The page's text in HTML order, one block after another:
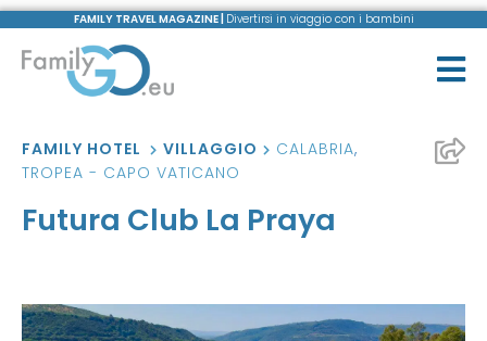
FAMILY TRAVEL MAGAZINE | Divertirsi in viaggio con i bambini
FAMILY HOTEL VILLAGGIO CALABRIA,
TROPEA - CAPO VATICANO
Futura Club La Praya